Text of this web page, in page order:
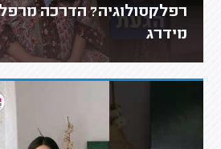
רפלקסולוגיה? הדרכה
מידרג